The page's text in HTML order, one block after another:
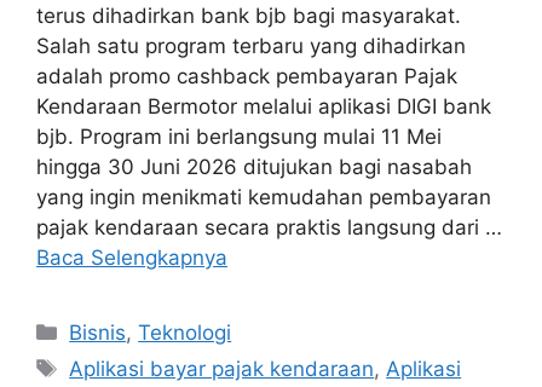
terus dihadirkan bank bjb bagi masyarakat.
Salah satu program terbaru yang dihadirkan
adalah promo cashback pembayaran Pajak
Kendaraan Bermotor melalui aplikasi DIGI bank
bjb. Program ini berlangsung mulai 11 Mei
hingga 30 Juni 2026 ditujukan bagi nasabah
yang ingin menikmati kemudahan pembayaran
pajak kendaraan secara praktis langsung dari …
Baca Selengkapnya
Kategori
Bisnis,Teknologi
Tag
Aplikasi bayar pajak kendaraan,Aplikasi